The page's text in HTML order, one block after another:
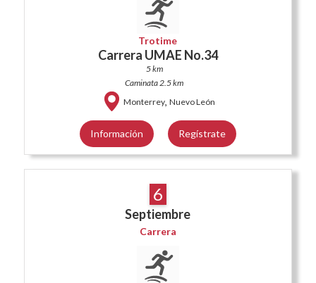
Trotime
Carrera UMAE No.34
5 km
Caminata 2.5 km
Monterrey, Nuevo León
Información Regístrate
6
Septiembre
Carrera